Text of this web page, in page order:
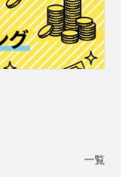
一覧